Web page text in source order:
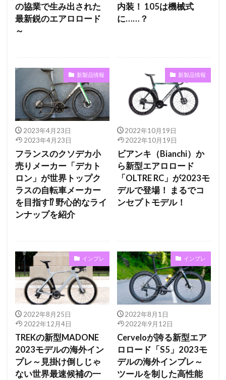
の協業で生み出された
最新鋭のエアロロード
～
内装！ 105は機械式
に……？
新製品情報
2023年4月23日
2023年4月23日
フランスのクソデカ小
売りメーカー「デカト
ロン」が世界トップク
ラスの自転車メーカー
を目指す⁉ 野心的なライ
ンナップを紹介
新製品情報
2022年10月19日
2022年10月19日
ビアンキ（Bianchi）か
ら新型エアロロード
「OLTRE RC」が2023モ
デルで登場！ まるでコ
ンセプトモデル！
インプレ
2022年8月25日
2022年12月4日
TREKの新型MADONE
2023モデルの海外イン
プレ～見掛け倒しじゃ
ない世界最速候補の一
インプレ
2022年8月1日
2022年9月12日
Cerveloが誇る新型エア
ロロード「S5」2023モ
デルの海外インプレ～
ツールを制した高性能